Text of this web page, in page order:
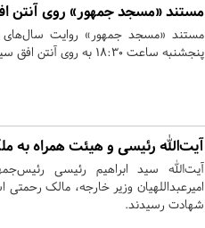
مستند «مسجد جمهور» روی آنتن
مستند «مسجد جمهور» روایت
پنجشنبه ساعت ۱۸:۳۰ به روی آنتن افق سیما می‌رود.
آیت‌الله رئیسی و هیئت همراه به
آیت‌الله سید ابراهیم رئیسی
امیرعبداللهیان وزیر خارجه، مالک
شهادت رسیدند.